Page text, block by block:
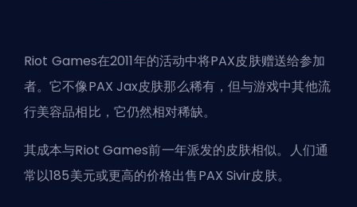
Riot Games在2011年的活动中将PAX皮肤赠送给参加
者。它不像PAX Jax皮肤那么稀有，但与游戏中其他流
行美容品相比，它仍然相对稀缺。
其成本与Riot Games前一年派发的皮肤相似。人们通
常以185美元或更高的价格出售PAX Sivir皮肤。